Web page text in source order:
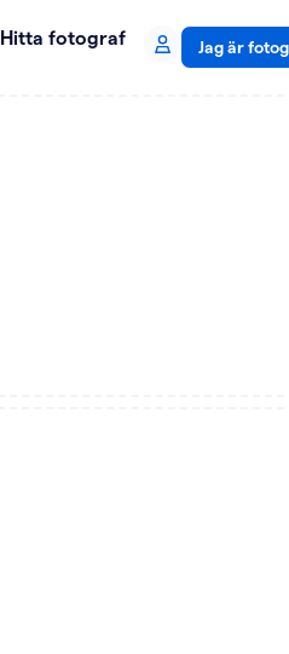
Hitta fotograf Jag är